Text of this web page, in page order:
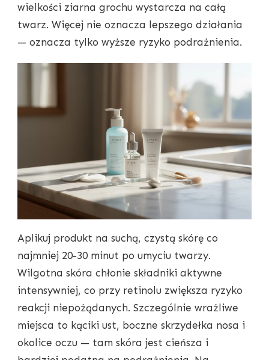
wielkości ziarna grochu wystarcza na całą
twarz. Więcej nie oznacza lepszego działania
— oznacza tylko wyższe ryzyko podrażnienia.
Aplikuj produkt na suchą, czystą skórę co
najmniej 20-30 minut po umyciu twarzy.
Wilgotna skóra chłonie składniki aktywne
intensywniej, co przy retinolu zwiększa ryzyko
reakcji niepożądanych. Szczególnie wrażliwe
miejsca to kąciki ust, boczne skrzydełka nosa i
okolice oczu — tam skóra jest cieńsza i